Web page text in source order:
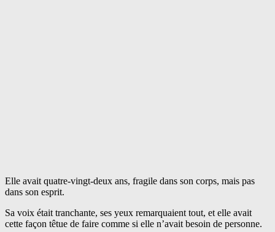
Elle avait quatre-vingt-deux ans, fragile dans son corps, mais pas
dans son esprit.
Sa voix était tranchante, ses yeux remarquaient tout, et elle avait
cette façon têtue de faire comme si elle n’avait besoin de personne.